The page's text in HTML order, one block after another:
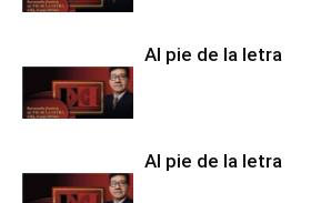
Al pie de la letra
Al pie de la letra